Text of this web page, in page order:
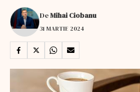
DeMihai Ciobanu
31 MARTIE 2024